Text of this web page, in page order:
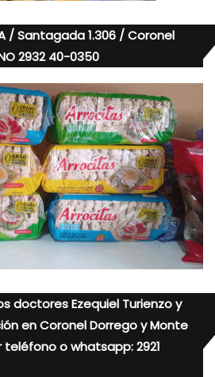
/ Santagada 1.306 / Coronel
2932 40-0350
doctores Ezequiel Turienzo y
en Coronel Dorrego y Monte
teléfono o whatsapp: 2921